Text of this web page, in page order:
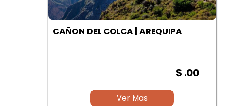
CAÑON DEL COLCA | AREQUIPA
$ .00
Ver Mas